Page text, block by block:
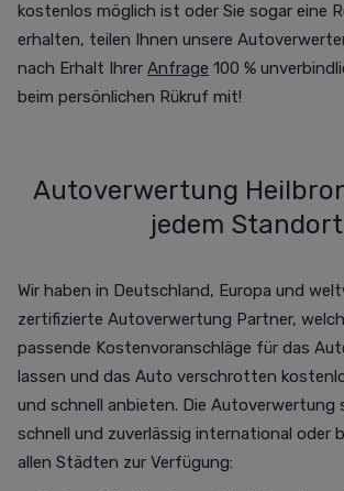
kostenlos möglich ist oder Sie sogar eine
erhalten, teilen Ihnen unsere
nach Erhalt Ihrer Anfrage 100 %
beim persönlichen Rükruf mit!
Autoverwertung
jedem Standort
Wir haben in Deutschland, Europa und
zertifizierte Autoverwertung Partner,
passende Kostenvoranschläge für das
lassen und das Auto verschrotten
und schnell anbieten. Die Autoverwertung
schnell und zuverlässig international oder
allen Städten zur Verfügung: